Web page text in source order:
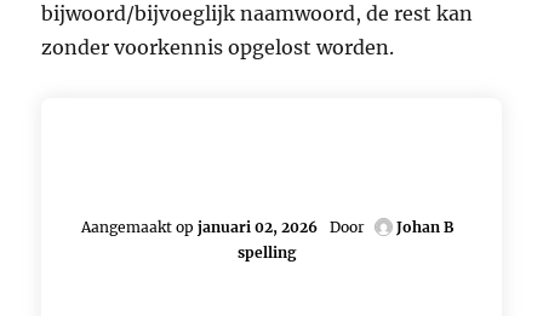
bijwoord/bijvoeglijk naamwoord, de rest kan
zonder voorkennis opgelost worden.
Aangemaakt op januari 02, 2026 Door
Johan B
spelling